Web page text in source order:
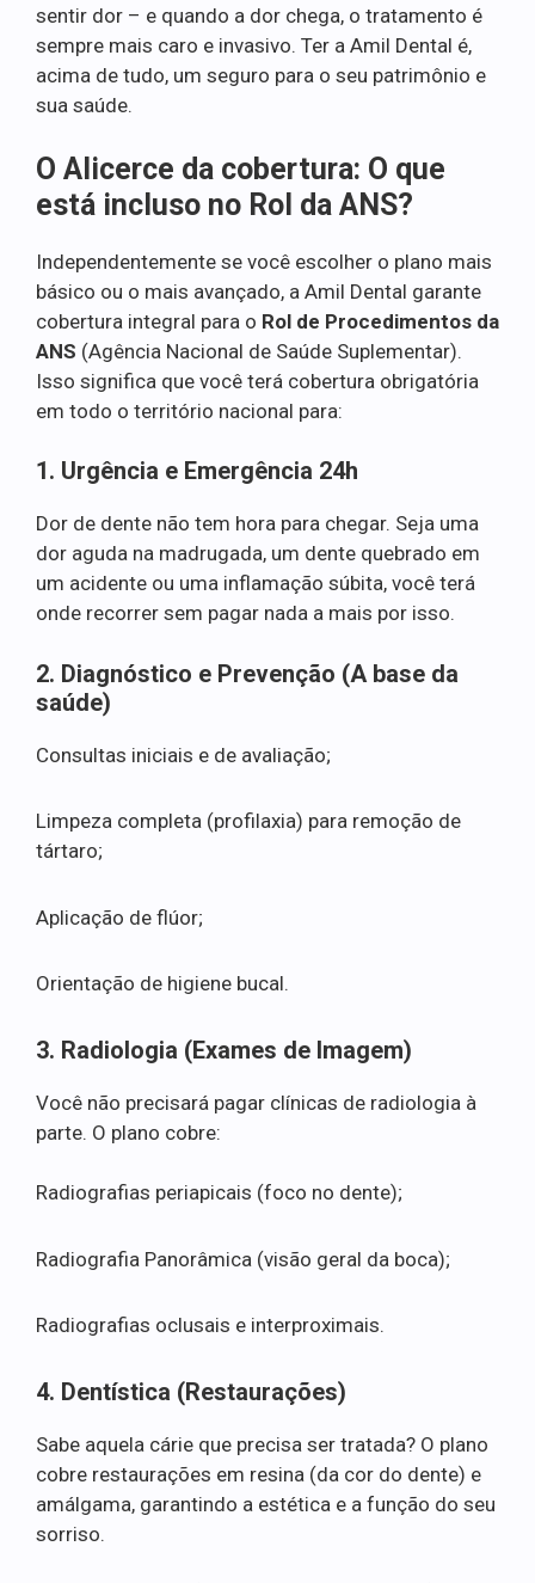
sentir dor – e quando a dor chega, o tratamento é
sempre mais caro e invasivo. Ter a Amil Dental é,
acima de tudo, um seguro para o seu patrimônio e
sua saúde.
O Alicerce da cobertura: O que
está incluso no Rol da ANS?
Independentemente se você escolher o plano mais
básico ou o mais avançado, a Amil Dental garante
cobertura integral para o Rol de Procedimentos da
ANS (Agência Nacional de Saúde Suplementar).
Isso significa que você terá cobertura obrigatória
em todo o território nacional para:
1. Urgência e Emergência 24h
Dor de dente não tem hora para chegar. Seja uma
dor aguda na madrugada, um dente quebrado em
um acidente ou uma inflamação súbita, você terá
onde recorrer sem pagar nada a mais por isso.
2. Diagnóstico e Prevenção (A base da
saúde)
Consultas iniciais e de avaliação;
Limpeza completa (profilaxia) para remoção de
tártaro;
Aplicação de flúor;
Orientação de higiene bucal.
3. Radiologia (Exames de Imagem)
Você não precisará pagar clínicas de radiologia à
parte. O plano cobre:
Radiografias periapicais (foco no dente);
Radiografia Panorâmica (visão geral da boca);
Radiografias oclusais e interproximais.
4. Dentística (Restaurações)
Sabe aquela cárie que precisa ser tratada? O plano
cobre restaurações em resina (da cor do dente) e
amálgama, garantindo a estética e a função do seu
sorriso.